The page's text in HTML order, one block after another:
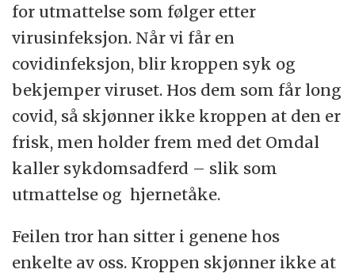
for utmattelse som følger etter
virusinfeksjon. Når vi får en
covidinfeksjon, blir kroppen syk og
bekjemper viruset. Hos dem som får long
covid, så skjønner ikke kroppen at den er
frisk, men holder frem med det Omdal
kaller sykdomsadferd – slik som
utmattelse og hjernetåke.
Feilen tror han sitter i genene hos
enkelte av oss. Kroppen skjønner ikke at